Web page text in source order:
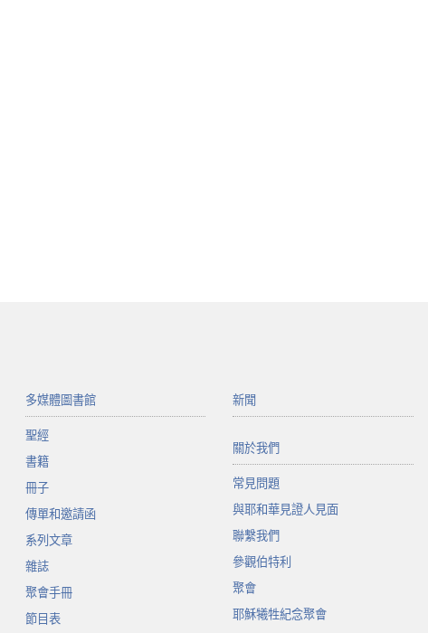
多媒體圖書館
聖經
書籍
冊子
傳單和邀請函
系列文章
雜誌
聚會手冊
節目表
新聞
關於我們
常見問題
與耶和華見證人見面
聯繫我們
參觀伯特利
聚會
耶穌犧牲紀念聚會